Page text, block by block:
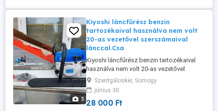
3
Kiyoshi láncfűrész benzin
tartozékaival használva nem volt
20-as vezetővel szerszámaival
lánccal.Csa
Kiyoshi láncfűrész benzin tartozékaival
használva nem volt 20-as vezetővel
szerszámaival lánccal.Csak ki lett bontva
hogy meg van-e mindene.Ár;28 ezer ft.
Szentgáloskér, Somogy
június 30
28 000 Ft